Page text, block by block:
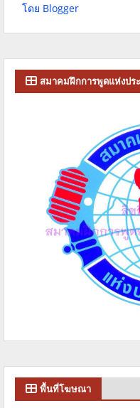
โดย Blogger
สมาคมฝึกการพูดแห่งปร
พื้นที่โฆษณา